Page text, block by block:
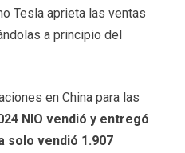
Tesla aprieta las ventas
a principio del
en China para las
NIO vendió y entregó
solo vendió 1.907